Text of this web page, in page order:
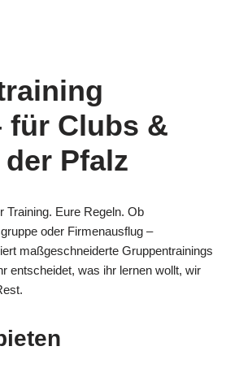
für Clubs &
Pfalz
Training. Eure Regeln. Ob
oder Firmenausflug –
maßgeschneiderte Gruppentrainings
entscheidet, was ihr lernen wollt, wir